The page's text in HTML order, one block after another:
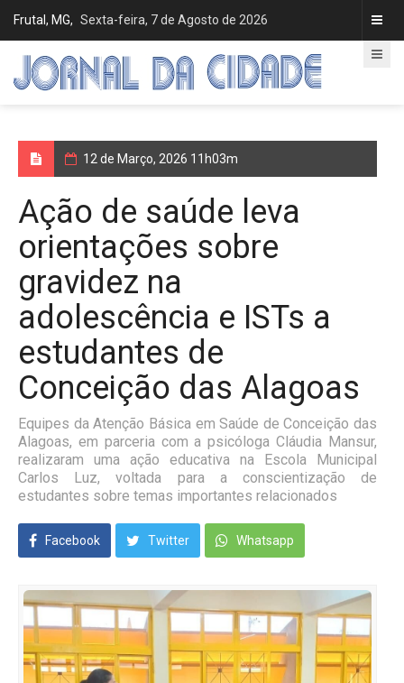
Frutal, MG, Sexta-feira, 7 de Agosto de 2026
12 de Março, 2026 11h03m
Ação de saúde leva
orientações sobre
gravidez na
adolescência e ISTs a
estudantes de
Conceição das Alagoas
Equipes da Atenção Básica em Saúde de Conceição das
Alagoas, em parceria com a psicóloga Cláudia Mansur,
realizaram uma ação educativa na Escola Municipal
Carlos Luz, voltada para a conscientização de
estudantes sobre temas importantes relacionados
Facebook Twitter Whatsapp